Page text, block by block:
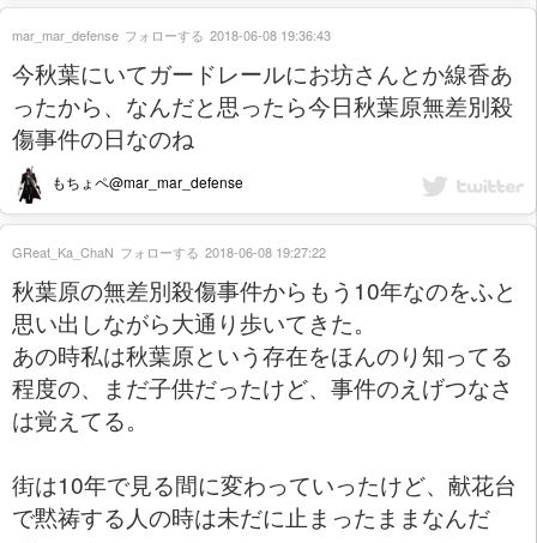
今秋葉にいてガードレールにお坊さんとか線香あ
ったから、なんだと思ったら今日秋葉原無差別殺
傷事件の日なのね
もちょペ@mar_mar_defense
mar_mar_defense フォローする 2018-06-08 19:36:43
秋葉原の無差別殺傷事件からもう10年なのをふと
思い出しながら大通り歩いてきた。
あの時私は秋葉原という存在をほんのり知ってる
程度の、まだ子供だったけど、事件のえげつなさ
は覚えてる。
街は10年で見る間に変わっていったけど、献花台
で黙祷する人の時は未だに止まったままなんだ
GReat_Ka_ChaN フォローする 2018-06-08 19:27:22